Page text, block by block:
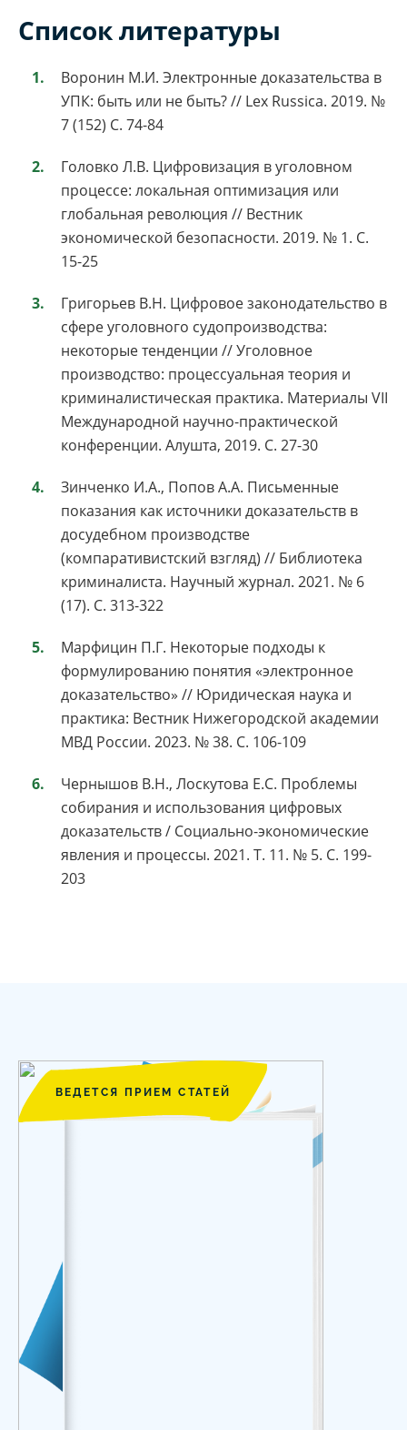
Список литературы
Воронин М.И. Электронные доказательства в
УПК: быть или не быть? // Lex Russica. 2019. №
7 (152) С. 74-84
Головко Л.В. Цифровизация в уголовном
процессе: локальная оптимизация или
глобальная революция // Вестник
экономической безопасности. 2019. № 1. С.
15-25
Григорьев В.Н. Цифровое законодательство в
сфере уголовного судопроизводства:
некоторые тенденции // Уголовное
производство: процессуальная теория и
криминалистическая практика. Материалы VII
Международной научно-практической
конференции. Алушта, 2019. С. 27-30
Зинченко И.А., Попов А.А. Письменные
показания как источники доказательств в
досудебном производстве
(компаративистский взгляд) // Библиотека
криминалиста. Научный журнал. 2021. № 6
(17). С. 313-322
Марфицин П.Г. Некоторые подходы к
формулированию понятия «электронное
доказательство» // Юридическая наука и
практика: Вестник Нижегородской академии
МВД России. 2023. № 38. С. 106-109
Чернышов В.Н., Лоскутова Е.С. Проблемы
собирания и использования цифровых
доказательств / Социально-экономические
явления и процессы. 2021. Т. 11. № 5. С. 199-
203
ВЕДЕТСЯ ПРИЕМ СТАТЕЙ